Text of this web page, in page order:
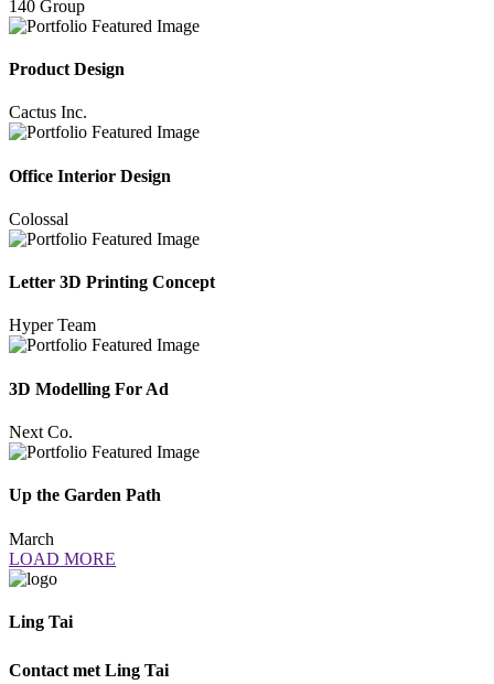
140 Group
Product Design
Cactus Inc.
Office Interior Design
Colossal
Letter 3D Printing Concept
Hyper Team
3D Modelling For Ad
Next Co.
Up the Garden Path
March
LOAD MORE
Ling Tai
Contact met Ling Tai